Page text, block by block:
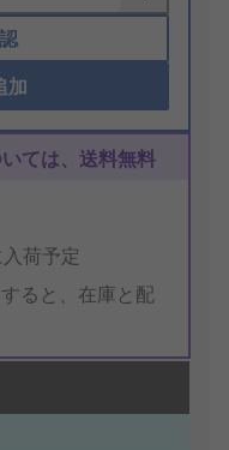
加
ては、送料無料
入荷予定
ると、在庫と配